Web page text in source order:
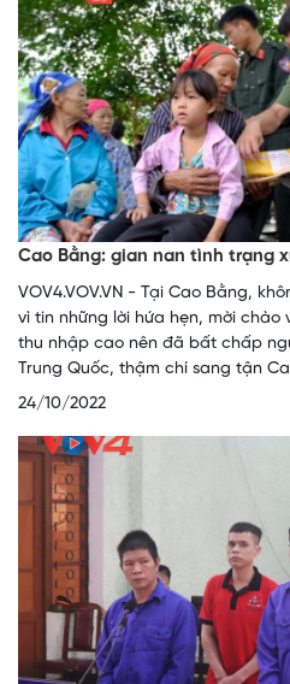
Cao Bằng: gian nan tình trạng
VOV4.VOV.VN - Tại Cao Bằng,
vì tin những lời hứa hẹn, mời chào
thu nhập cao nên đã bất chấp
Trung Quốc, thậm chí sang tận
24/10/2022